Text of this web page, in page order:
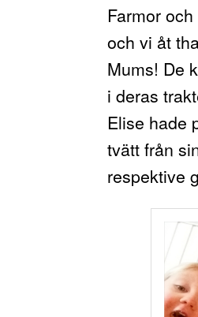
Farmor
och vi åt
Mums! De
i deras
Elise hade
tvätt från
respektive